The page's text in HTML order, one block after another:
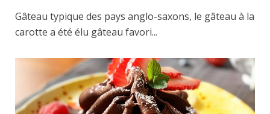
Gâteau typique des pays anglo-saxons, le gâteau à la
carotte a été élu gâteau favori...